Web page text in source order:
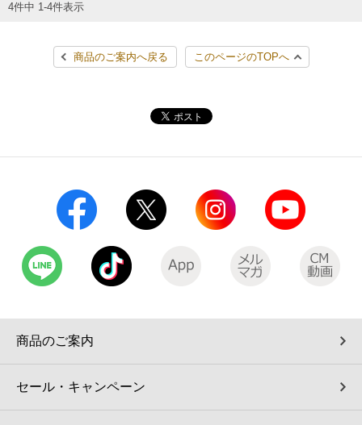
モバイルバッテリーシェアリング（店舗限定）
モバイルWi-Fiバッテリーシェアリング（店舗限定）
荷物預かりサービス「ecbocloakエクボクローク」（店舗限定）
パウダースペース ラブン（店舗限定）
ソフトバンクギフト
4件中 1-4件表示
商品のご案内へ戻る このページのTOPへ
商品のご案内
セール・キャンペーン